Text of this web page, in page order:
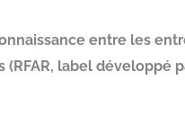
entre les
label développé